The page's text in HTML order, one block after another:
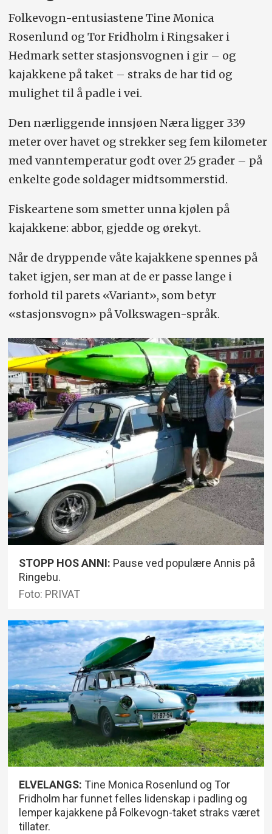
Folkevogn-entusiastene Tine Monica
Rosenlund og Tor Fridholm i Ringsaker i
Hedmark setter stasjonsvognen i gir – og
kajakkene på taket – straks de har tid og
mulighet til å padle i vei.
Den nærliggende innsjøen Næra ligger 339
meter over havet og strekker seg fem kilometer
med vanntemperatur godt over 25 grader – på
enkelte gode soldager midtsommerstid.
Fiskeartene som smetter unna kjølen på
kajakkene: abbor, gjedde og ørekyt.
Når de dryppende våte kajakkene spennes på
taket igjen, ser man at de er passe lange i
forhold til parets «Variant», som betyr
«stasjonsvogn» på Volkswagen-språk.
STOPP HOS ANNI: Pause ved populære Annis på
Ringebu.
Foto: PRIVAT
ELVELANGS: Tine Monica Rosenlund og Tor
Fridholm har funnet felles lidenskap i padling og
lemper kajakkene på Folkevogn-taket straks været
tillater.